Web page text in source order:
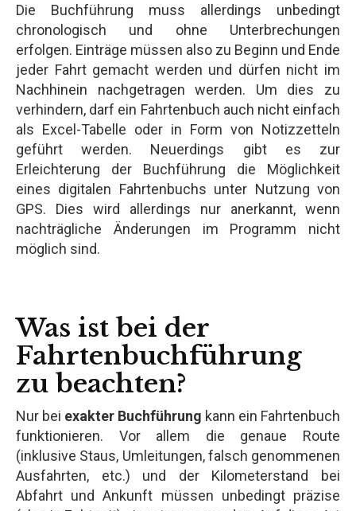
Die Buchführung muss allerdings unbedingt
chronologisch und ohne Unterbrechungen
erfolgen. Einträge müssen also zu Beginn und Ende
jeder Fahrt gemacht werden und dürfen nicht im
Nachhinein nachgetragen werden. Um dies zu
verhindern, darf ein Fahrtenbuch auch nicht einfach
als Excel-Tabelle oder in Form von Notizzetteln
geführt werden. Neuerdings gibt es zur
Erleichterung der Buchführung die Möglichkeit
eines digitalen Fahrtenbuchs unter Nutzung von
GPS. Dies wird allerdings nur anerkannt, wenn
nachträgliche Änderungen im Programm nicht
möglich sind.
Was ist bei der
Fahrtenbuchführung
zu beachten?
Nur bei exakter Buchführung kann ein Fahrtenbuch
funktionieren. Vor allem die genaue Route
(inklusive Staus, Umleitungen, falsch genommenen
Ausfahrten, etc.) und der Kilometerstand bei
Abfahrt und Ankunft müssen unbedingt präzise